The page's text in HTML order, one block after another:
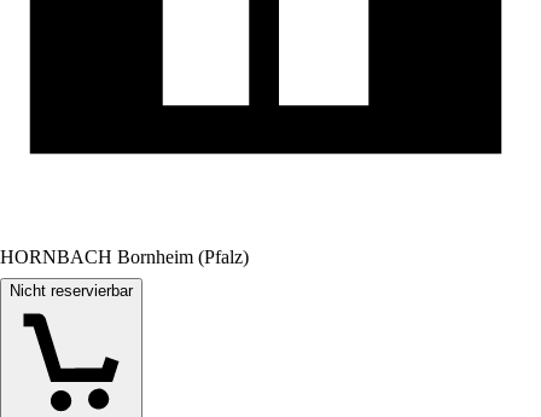
HORNBACH Bornheim (Pfalz)
Nicht reservierbar